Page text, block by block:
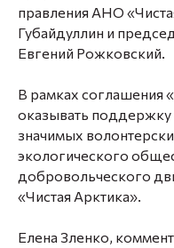
правления АНО
Губайдуллин и
Евгений Рожковский.
В рамках соглашения
оказывать поддержку
значимых
экологического
добровольческого
«Чистая Арктика».
Елена Зленко,